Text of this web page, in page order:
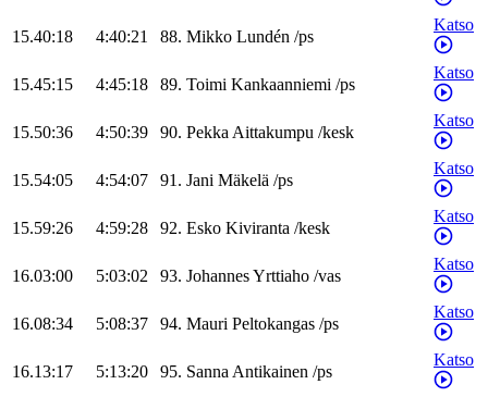
15.40:18 4:40:21 88. Mikko Lundén /ps
Katso
15.45:15 4:45:18 89. Toimi Kankaanniemi /ps
Katso
15.50:36 4:50:39 90. PekkaAittakumpu /kesk
Katso
15.54:05 4:54:07 91. Jani Mäkelä /ps
Katso
15.59:26 4:59:28 92. Esko Kiviranta /kesk
Katso
16.03:00 5:03:02 93. JohannesYrttiaho /vas
Katso
16.08:34 5:08:37 94. Mauri Peltokangas /ps
Katso
16.13:17 5:13:20 95. SannaAntikainen /ps
Katso